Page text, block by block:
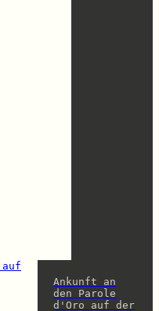
Ankunft an
den Parole
d'Oro auf der